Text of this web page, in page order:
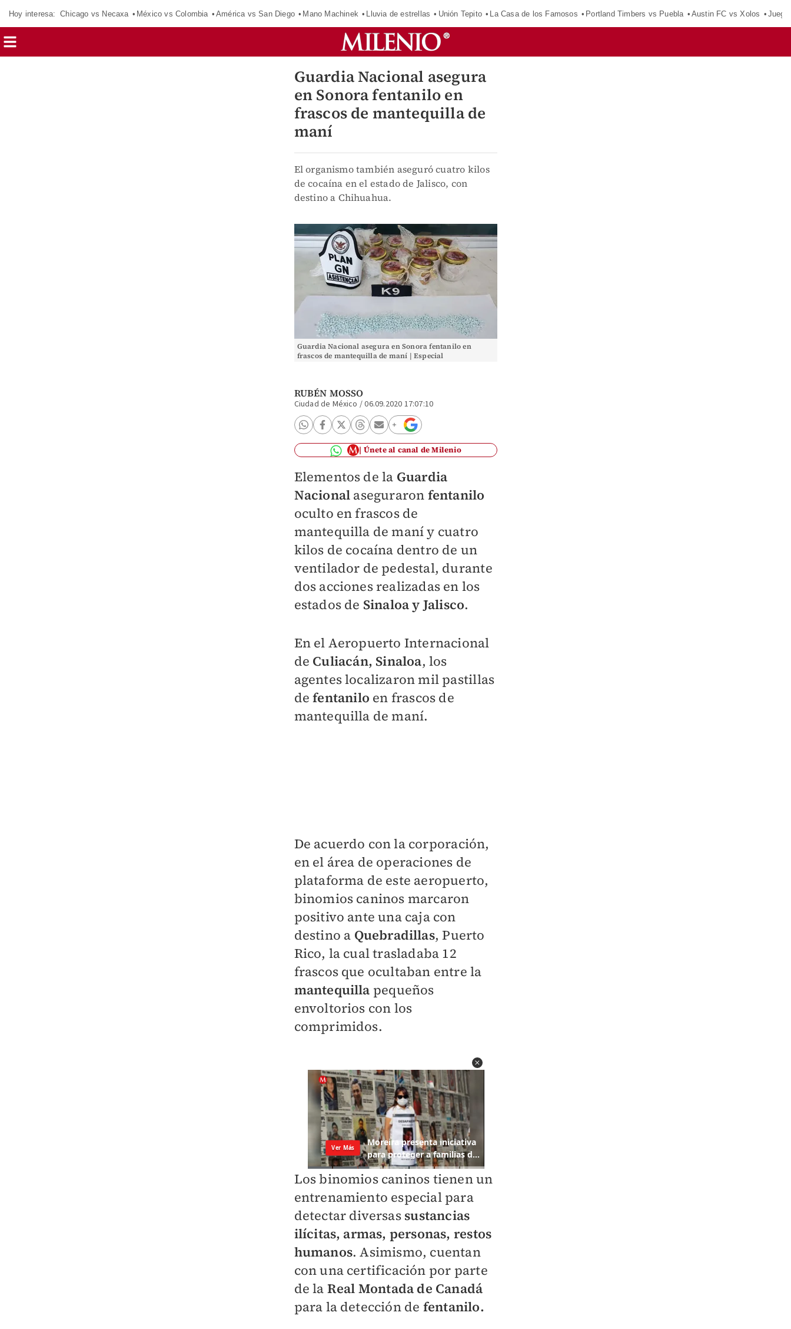
Hoy interesa: Chicago vs Necaxa México vs Colombia América vs San Diego Mano Machinek Lluvia de estrellas Unión Tepito La Casa de los Famosos Portland Timbers vs Puebla Austin FC vs Xolos
Guardia Nacional asegura
en Sonora fentanilo en
frascos de mantequilla de
maní
El organismo también aseguró cuatro kilos
de cocaína en el estado de Jalisco, con
destino a Chihuahua.
Guardia Nacional asegura en Sonora fentanilo en
frascos de mantequilla de maní | Especial
RUBÉN MOSSO
Ciudad de México /06.09.2020 17:07:10
Únete al canal de Milenio
Elementos de la Guardia
Nacional aseguraron fentanilo
oculto en frascos de
mantequilla de maní y cuatro
kilos de cocaína dentro de un
ventilador de pedestal, durante
dos acciones realizadas en los
estados de Sinaloa y Jalisco.
En el Aeropuerto Internacional
de Culiacán, Sinaloa, los
agentes localizaron mil pastillas
defentanilo en frascos de
mantequilla de maní.
De acuerdo con la corporación,
en el área de operaciones de
plataforma de este aeropuerto,
binomios caninos marcaron
positivo ante una caja con
destino a Quebradillas, Puerto
Rico, la cual trasladaba 12
frascos que ocultaban entre la
mantequilla pequeños
envoltorios con los
comprimidos.
Los binomios caninos tienen un
entrenamiento especial para
detectar diversassustancias
ilícitas, armas, personas, restos
humanos. Asimismo, cuentan
con una certificación por parte
de la Real Montada de Canadá
para la detección de fentanilo.